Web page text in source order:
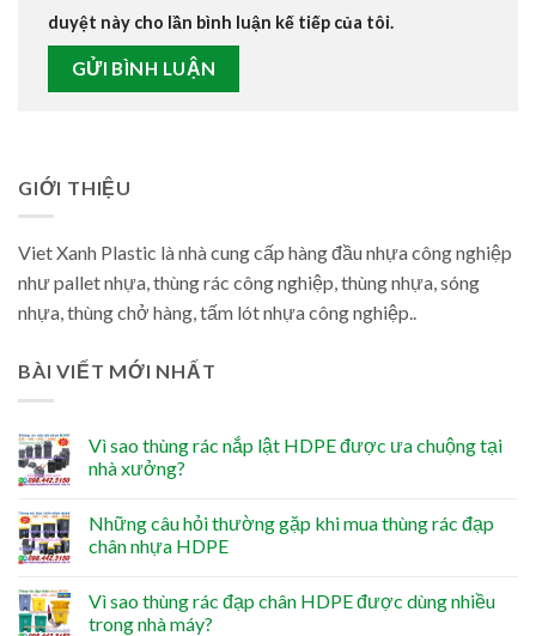
duyệt này cho lần bình luận kế tiếp của tôi.
GIỚI THIỆU
Viet Xanh Plastic là nhà cung cấp hàng đầu nhựa công nghiệp
như pallet nhựa, thùng rác công nghiệp, thùng nhựa, sóng
nhựa, thùng chở hàng, tấm lót nhựa công nghiệp..
BÀI VIẾT MỚI NHẤT
Vì sao thùng rác nắp lật HDPE được ưa chuộng tại
nhà xưởng?
Những câu hỏi thường gặp khi mua thùng rác đạp
chân nhựa HDPE
Vì sao thùng rác đạp chân HDPE được dùng nhiều
trong nhà máy?